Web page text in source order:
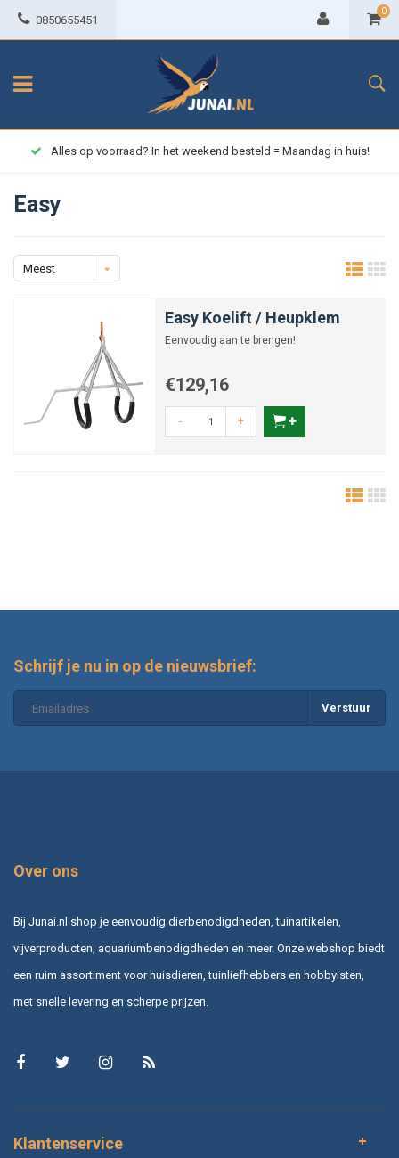
0850655451
0
Alles op voorraad? In het weekend besteld = Maandag in huis!
Easy
Meest
Easy Koelift / Heupklem
Eenvoudig aan te brengen!
€129,16
- +
Schrijf je nu in op de nieuwsbrief:
Verstuur
Over ons
Bij Junai.nl shop je eenvoudig dierbenodigdheden, tuinartikelen,
vijverproducten, aquariumbenodigdheden en meer. Onze webshop biedt
een ruim assortiment voor huisdieren, tuinliefhebbers en hobbyisten,
met snelle levering en scherpe prijzen.
Klantenservice